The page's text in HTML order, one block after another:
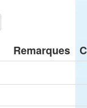
Remarques